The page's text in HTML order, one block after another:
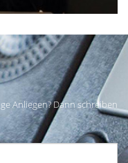
Anliegen? Dann schreiben